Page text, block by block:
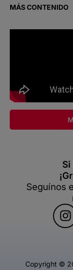
MÁS CONTENIDO
Seguínos
Copyright ©